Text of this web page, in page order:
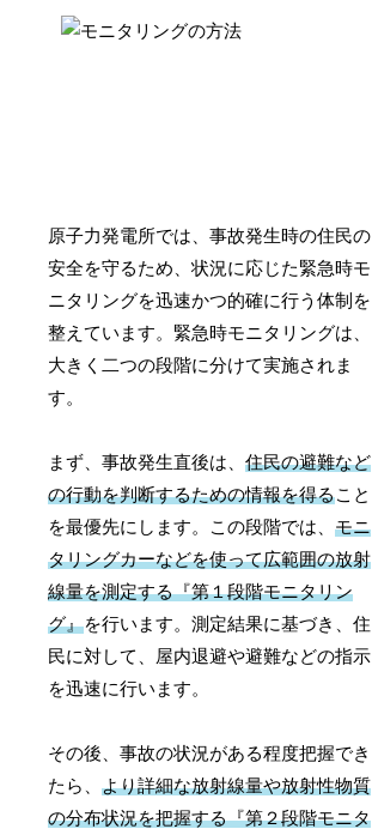
原子力発電所では、事故発生時の住民の
安全を守るため、状況に応じた緊急時モ
ニタリングを迅速かつ的確に行う体制を
整えています。緊急時モニタリングは、
大きく二つの段階に分けて実施されま
す。
まず、事故発生直後は、住民の避難など
の行動を判断するための情報を得ること
を最優先にします。この段階では、モニ
タリングカーなどを使って広範囲の放射
線量を測定する『第１段階モニタリン
グ』を行います。測定結果に基づき、住
民に対して、屋内退避や避難などの指示
を迅速に行います。
その後、事故の状況がある程度把握でき
たら、より詳細な放射線量や放射性物質
の分布状況を把握する『第２段階モニタ